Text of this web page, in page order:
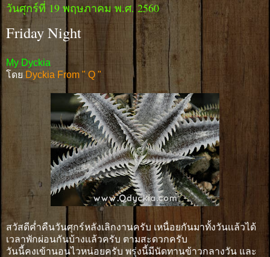
วันศุกร์ที่ 19 พฤษภาคม พ.ศ. 2560
Friday Night
My Dyckia
โดย Dyckia From " Q "
สวัสดีค่ำคืนวันศุกร์หลังเลิกงานครับ เหนื่อยกันมาทั้งวันเเล้วได้
เวลาพักผ่อนกันบ้างเเล้วครับ ตามสะดวกครับ
วันนี้คงเข้านอนไวหน่อยครับ พรุ่งนี้มีนัดทานข้าวกลางวัน และ